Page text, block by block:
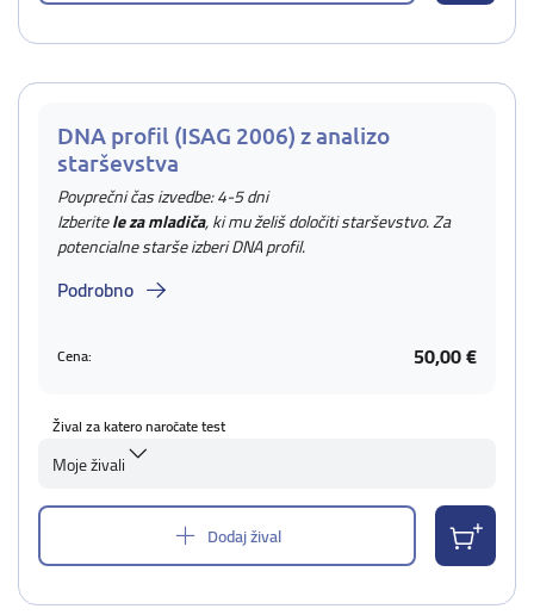
DNA profil (ISAG 2006) z analizo
starševstva
Povprečni čas izvedbe: 4-5 dni
Izberitele za mladiča, ki mu želiš določiti starševstvo. Za
potencialne starše izberi DNA profil.
Podrobno
Cena: 50,00 €
Žival za katero naročate test
Moje živali
Dodaj žival